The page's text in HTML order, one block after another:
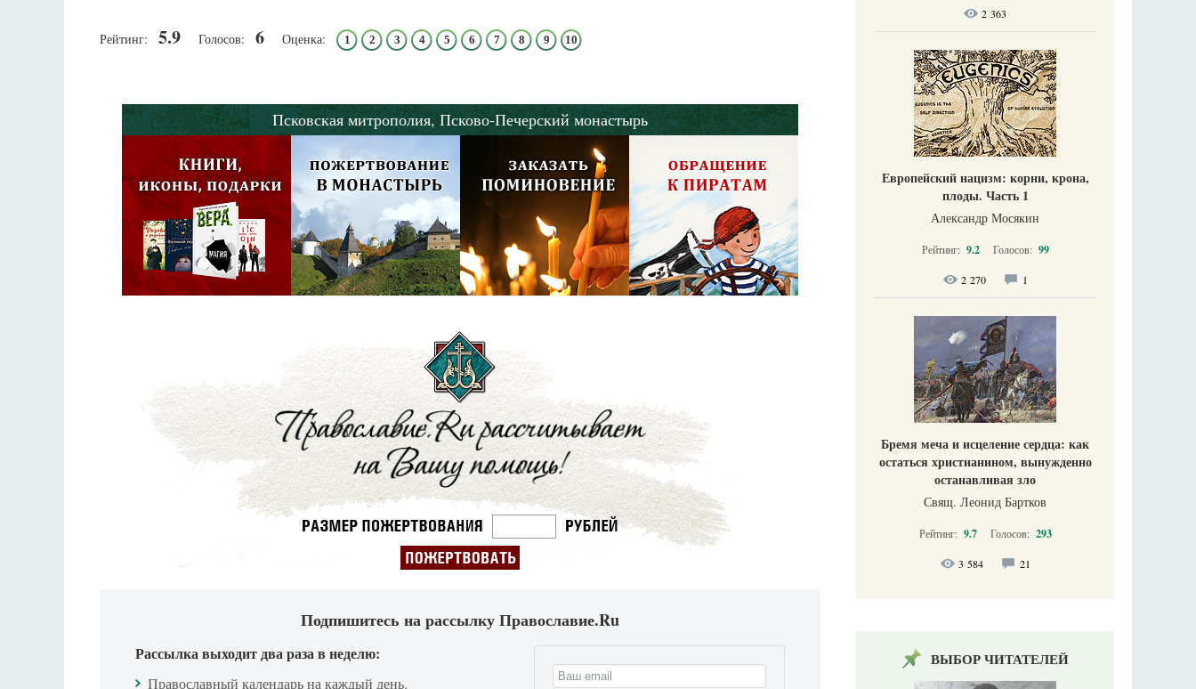
Рейтинг: 5.9 Голосов: 6 Оценка: 1 2 3 4 5 6 7 8 9 10
Псковская митрополия, Псково-Печерский монастырь
Подпишитесь на рассылку Православие.Ru
Рассылка выходит два раза в неделю:
Православный календарь на каждый день.
2 363
Европейский нацизм: корни, крона,
плоды. Часть 1
Александр Мосякин
Рейтинг: 9.2 Голосов: 99
2 270 1
Бремя меча и исцеление сердца: как
остаться христианином, вынужденно
останавливая зло
Свящ. Леонид Бартков
Рейтинг: 9.7 Голосов: 293
3 584 21
ВЫБОР ЧИТАТЕЛЕЙ